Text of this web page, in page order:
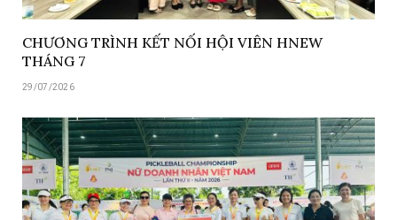
CHƯƠNG TRÌNH KẾT NỐI HỘI VIÊN HNEW
THÁNG 7
29/07/2026